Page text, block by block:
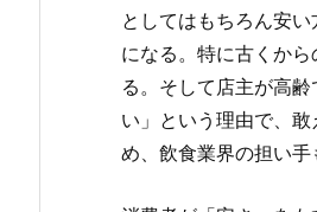
としてはもちろん安
になる。特に古くか
る。そして店主が高
い」という理由で、
め、飲食業界の担い手